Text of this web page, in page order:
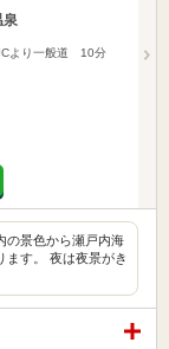
泉
より一般道 10分
の景色から瀬戸内海
ます。 夜は夜景がき